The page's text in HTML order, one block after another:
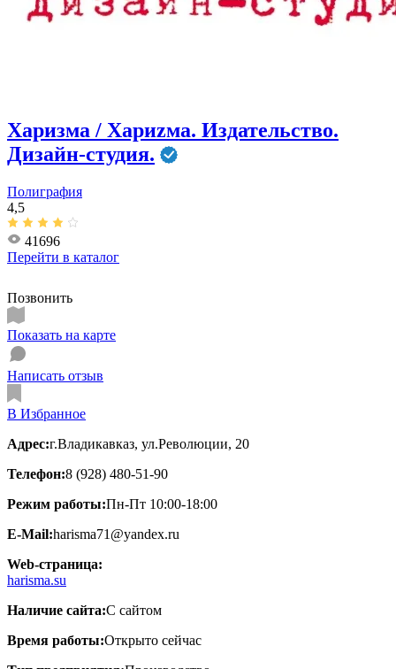
Харизма / Хариzма. Издательство.
Дизайн-студия.
Полиграфия
4,5
41696
Перейти в каталог
Позвонить
Показать на карте
Написать отзыв
В Избранное
Адрес:г.Владикавказ, ул.Революции, 20
Телефон:8 (928) 480-51-90
Режим работы:Пн-Пт 10:00-18:00
E-Mail:harisma71@yandex.ru
Web-страница:
harisma.su
Наличие сайта:С сайтом
Время работы:Открыто сейчас